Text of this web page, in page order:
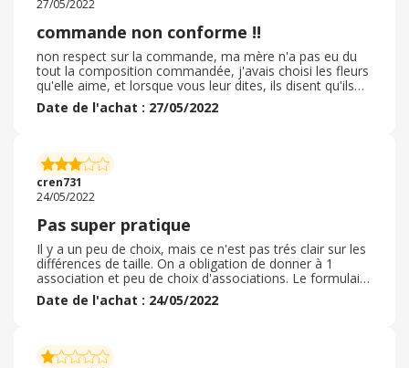
27/05/2022
commande non conforme !!
non respect sur la commande, ma mère n'a pas eu du
tout la composition commandée, j'avais choisi les fleurs
qu'elle aime, et lorsque vous leur dites, ils disent qu'ils
ont fait au mieux! ! honteux, j'ai voulu essayer chez eux,
mais terminé, je commanderai ailleurs, je penses que les
regarder les avis avant, apparemment c'est leur
problème ! ! commande reçu en retard, mauvaise
composition... . passez votre chemin
Date de l'achat : 27/05/2022
cren731
24/05/2022
Pas super pratique
Il y a un peu de choix, mais ce n'est pas trés clair sur les
différences de taille. On a obligation de donner à 1
association et peu de choix d'associations. Le formulaire
d'adresse à compléter n'est pas trés efficace, il ne
marche pas bien, il a fallu que je m'y reprenne à
livraison sont élevés. J'espère que le résultat sera OK. J'ai
Date de l'achat : 24/05/2022